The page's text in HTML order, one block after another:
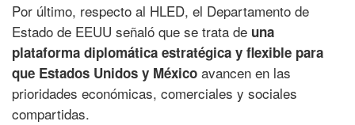
Por último, respecto al HLED, el Departamento de
Estado de EEUU señaló que se trata de una
plataforma diplomática estratégica y flexible para
que Estados Unidos y México avancen en las
prioridades económicas, comerciales y sociales
compartidas.